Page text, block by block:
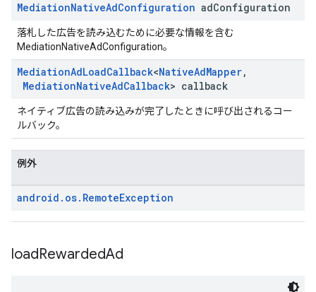
MediationNativeAdConfiguration adConfiguration
落札した広告を読み込むために必要な情報を含む
MediationNativeAdConfiguration。
MediationAdLoadCallback<NativeAdMapper,
MediationNativeAdCallback> callback
ネイティブ広告の読み込みが完了したときに呼び出されるコー
ルバック。
例外
android . os. RemoteException
loadRewardedAd